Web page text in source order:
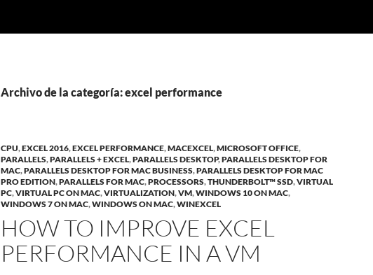
Archivo de la categoría: excel performance
CPU,EXCEL 2016,EXCEL PERFORMANCE,MACEXCEL,MICROSOFT OFFICE,
PARALLELS,PARALLELS + EXCEL,PARALLELS DESKTOP,PARALLELS DESKTOP FOR
MAC,PARALLELS DESKTOP FOR MAC BUSINESS,PARALLELS DESKTOP FOR MAC
PRO EDITION,PARALLELS FOR MAC,PROCESSORS,THUNDERBOLT™ SSD,VIRTUAL
PC,VIRTUAL PC ON MAC,VIRTUALIZATION,VM,WINDOWS 10 ON MAC,
WINDOWS 7 ON MAC,WINDOWS ON MAC,WINEXCEL
HOW TO IMPROVE EXCEL
PERFORMANCE IN A VM